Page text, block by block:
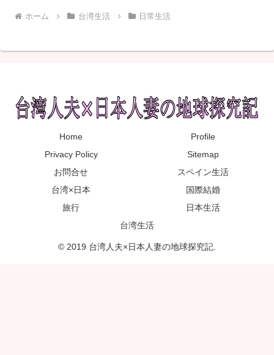
ホーム 台湾生活 日常生活
Home
Profile
Privacy Policy
Sitemap
お問合せ
スペイン生活
台湾×日本
国際結婚
旅行
日本生活
台湾生活
© 2019 台湾人夫×日本人妻の地球探究記.